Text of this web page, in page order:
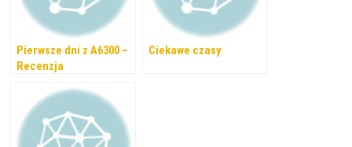
Pierwsze dni z A6300 –
Recenzja
Ciekawe czasy